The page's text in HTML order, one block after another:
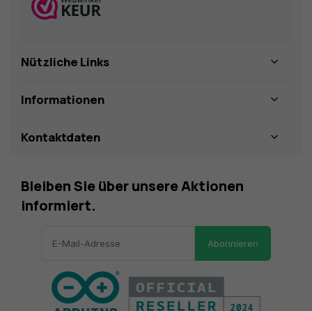
Nützliche Links
Informationen
Kontaktdaten
Bleiben Sie über unsere Aktionen
informiert.
Abonnieren